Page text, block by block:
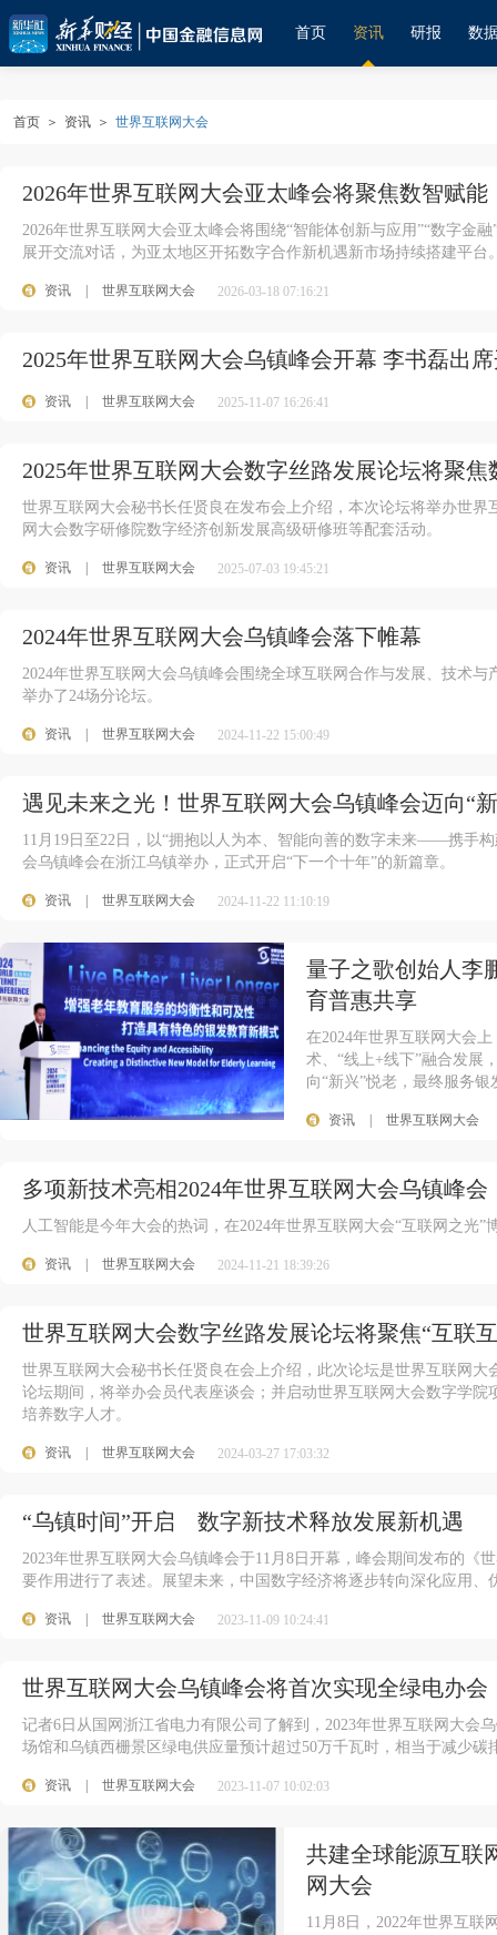
首页 资讯 研报 数
首页 ＞ 资讯 ＞ 世界互联网大会
2026年世界互联网大会亚太峰会将聚焦数智赋能
2026年世界互联网大会亚太峰会将围绕“智能体创新与应用”“数字金
展开交流对话，为亚太地区开拓数字合作新机遇新市场持续搭建平台
资讯 世界互联网大会 2026-03-18 07:16:21
2025年世界互联网大会乌镇峰会开幕 李书磊出
资讯 世界互联网大会 2025-11-07 16:26:41
2025年世界互联网大会数字丝路发展论坛将聚焦
世界互联网大会秘书长任贤良在发布会上介绍，本次论坛将举办世
网大会数字研修院数字经济创新发展高级研修班等配套活动。
资讯 世界互联网大会 2025-07-03 19:45:21
2024年世界互联网大会乌镇峰会落下帷幕
2024年世界互联网大会乌镇峰会围绕全球互联网合作与发展、技术
举办了24场分论坛。
资讯 世界互联网大会 2024-11-22 15:00:49
遇见未来之光！世界互联网大会乌镇峰会迈向“
11月19日至22日，以“拥抱以人为本、智能向善的数字未来——携手
会乌镇峰会在浙江乌镇举办，正式开启“下一个十年”的新篇章。
资讯 世界互联网大会 2024-11-22 11:10:19
量子之歌创始人李
育普惠共享
在2024年世界互联网大会
术、“线上+线下”融合发展
向“新兴”悦老，最终服务
资讯 世界互联网大会
多项新技术亮相2024年世界互联网大会乌镇峰会
人工智能是今年大会的热词，在2024年世界互联网大会“互联网之光
资讯 世界互联网大会 2024-11-21 18:39:26
世界互联网大会数字丝路发展论坛将聚焦“互联
世界互联网大会秘书长任贤良在会上介绍，此次论坛是世界互联网
论坛期间，将举办会员代表座谈会；并启动世界互联网大会数字学
培养数字人才。
资讯 世界互联网大会 2024-03-27 17:03:32
“乌镇时间”开启 数字新技术释放发展新机遇
2023年世界互联网大会乌镇峰会于11月8日开幕，峰会期间发布的《
要作用进行了表述。展望未来，中国数字经济将逐步转向深化应用
资讯 世界互联网大会 2023-11-09 10:24:41
世界互联网大会乌镇峰会将首次实现全绿电办会
记者6日从国网浙江省电力有限公司了解到，2023年世界互联网大会
场馆和乌镇西栅景区绿电供应量预计超过50万千瓦时，相当于减少碳
资讯 世界互联网大会 2023-11-07 10:02:03
共建全球能源互联
网大会
11月8日，2022年世界互联